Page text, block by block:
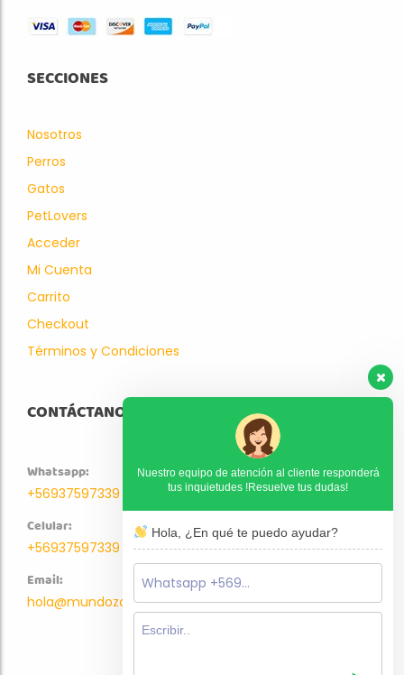
SECCIONES
Nosotros
Perros
Gatos
PetLovers
Acceder
Mi Cuenta
Carrito
Checkout
Términos y Condiciones
CONTÁCTANOS
Whatsapp:
+56937597339
Celular:
+56937597339
Email:
hola@mundozoo.cl
Nuestro equipo de atención al cliente responderá
tus inquietudes !Resuelve tus dudas!
Hola, ¿En qué te puedo ayudar?